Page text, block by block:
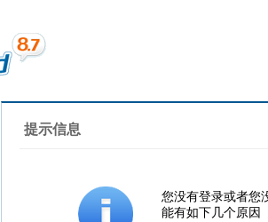
提示信息
您没有登录或者您
能有如下几个原因